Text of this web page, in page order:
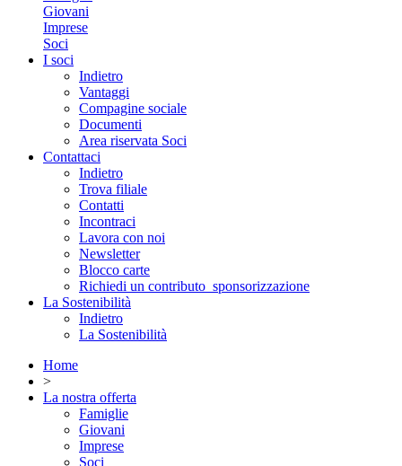
Giovani
Imprese
Soci
I soci
Indietro
Vantaggi
Compagine sociale
Documenti
Area riservata Soci
Contattaci
Indietro
Trova filiale
Contatti
Incontraci
Lavora con noi
Newsletter
Blocco carte
Richiedi un contributo_sponsorizzazione
La Sostenibilità
Indietro
La Sostenibilità
Home
>
La nostra offerta
Famiglie
Giovani
Imprese
Soci